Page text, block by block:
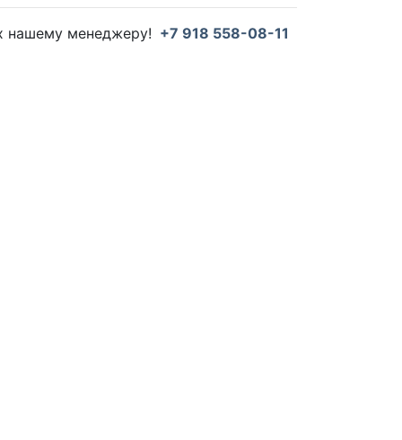
нашему менеджеру! +7 918 558-08-11